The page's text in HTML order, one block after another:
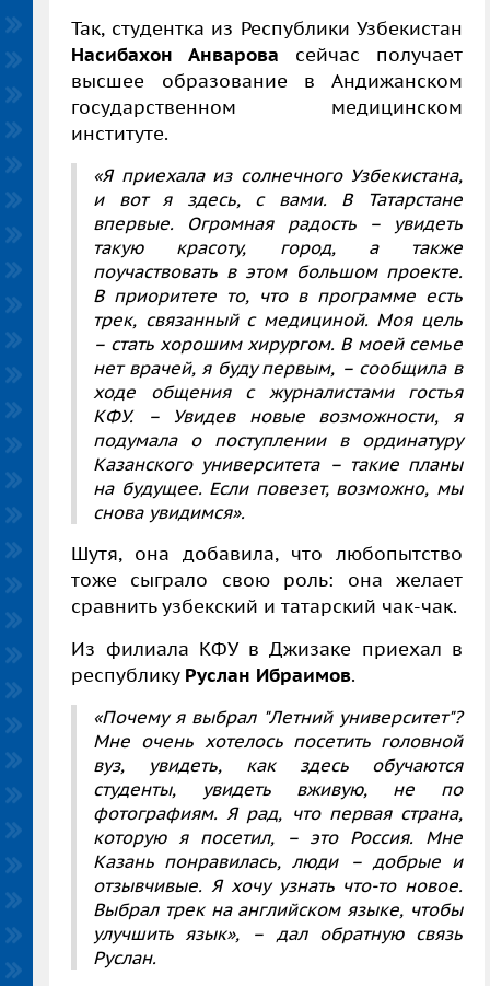
Так, студентка из Республики Узбекистан
Насибахон Анварова сейчас получает
высшее образование в Андижанском
государственном медицинском
институте.
«Я приехала из солнечного Узбекистана,
и вот я здесь, с вами. В Татарстане
впервые. Огромная радость – увидеть
такую красоту, город, а также
поучаствовать в этом большом проекте.
В приоритете то, что в программе есть
трек, связанный с медициной. Моя цель
– стать хорошим хирургом. В моей семье
нет врачей, я буду первым, – сообщила в
ходе общения с журналистами гостья
КФУ. – Увидев новые возможности, я
подумала о поступлении в ординатуру
Казанского университета – такие планы
на будущее. Если повезет, возможно, мы
снова увидимся».
Шутя, она добавила, что любопытство
тоже сыграло свою роль: она желает
сравнить узбекский и татарский чак-чак.
Из филиала КФУ в Джизаке приехал в
республику Руслан Ибраимов.
«Почему я выбрал "Летний университет"?
Мне очень хотелось посетить головной
вуз, увидеть, как здесь обучаются
студенты, увидеть вживую, не по
фотографиям. Я рад, что первая страна,
которую я посетил, – это Россия. Мне
Казань понравилась, люди – добрые и
отзывчивые. Я хочу узнать что-то новое.
Выбрал трек на английском языке, чтобы
улучшить язык», – дал обратную связь
Руслан.